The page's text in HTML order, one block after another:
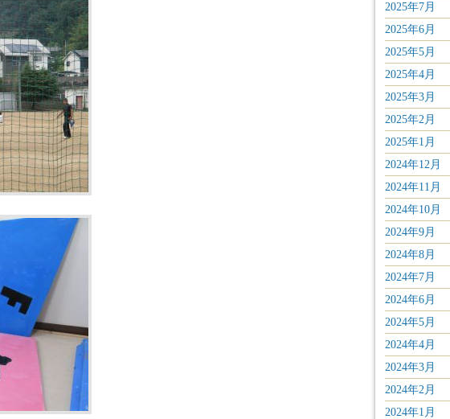
2025年7月
2025年6月
2025年5月
2025年4月
2025年3月
2025年2月
2025年1月
2024年12月
2024年11月
2024年10月
2024年9月
2024年8月
2024年7月
2024年6月
2024年5月
2024年4月
2024年3月
2024年2月
2024年1月